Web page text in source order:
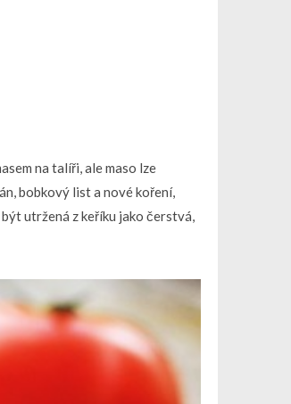
na talíři, ale maso lze
bobkový list a nové koření,
utržená z keříku jako čerstvá,